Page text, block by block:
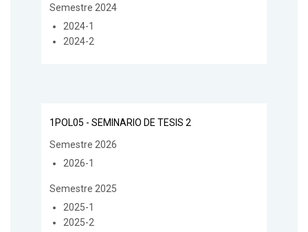
Semestre 2024
2024-1
2024-2
1POL05 - SEMINARIO DE TESIS 2
Semestre 2026
2026-1
Semestre 2025
2025-1
2025-2